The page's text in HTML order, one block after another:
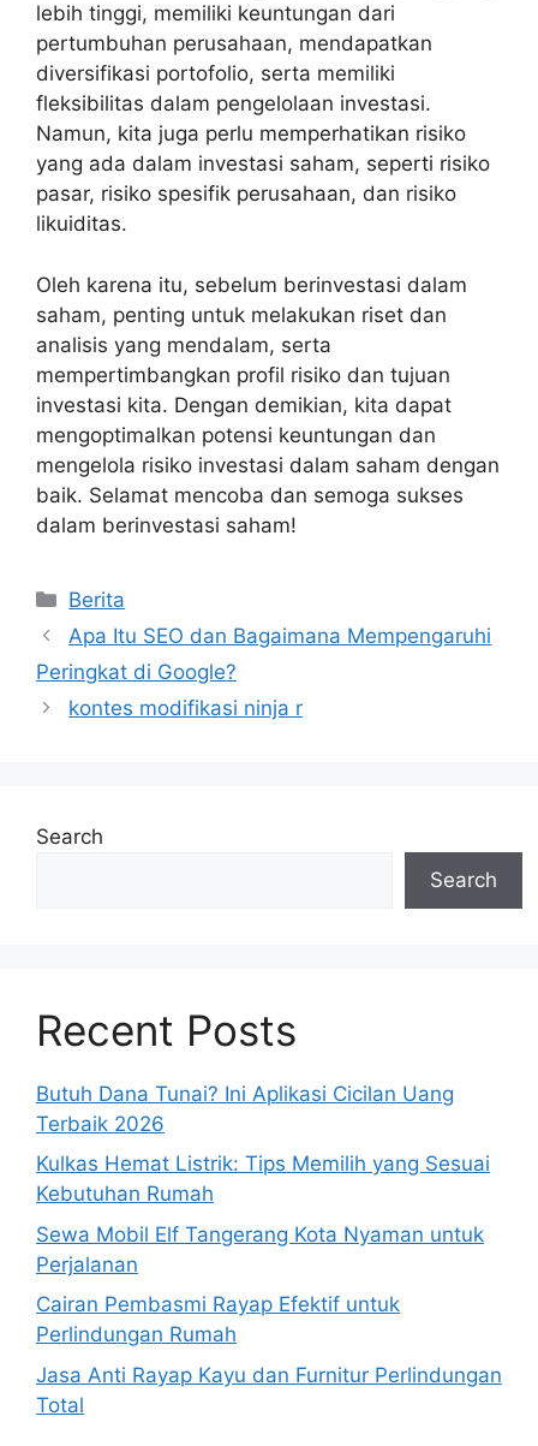
lebih tinggi, memiliki keuntungan dari
pertumbuhan perusahaan, mendapatkan
diversifikasi portofolio, serta memiliki
fleksibilitas dalam pengelolaan investasi.
Namun, kita juga perlu memperhatikan risiko
yang ada dalam investasi saham, seperti risiko
pasar, risiko spesifik perusahaan, dan risiko
likuiditas.
Oleh karena itu, sebelum berinvestasi dalam
saham, penting untuk melakukan riset dan
analisis yang mendalam, serta
mempertimbangkan profil risiko dan tujuan
investasi kita. Dengan demikian, kita dapat
mengoptimalkan potensi keuntungan dan
mengelola risiko investasi dalam saham dengan
baik. Selamat mencoba dan semoga sukses
dalam berinvestasi saham!
Categories
Berita
Apa Itu SEO dan Bagaimana Mempengaruhi
Peringkat di Google?
kontes modifikasi ninja r
Search
Search
Recent Posts
Butuh Dana Tunai? Ini Aplikasi Cicilan Uang
Terbaik 2026
Kulkas Hemat Listrik: Tips Memilih yang Sesuai
Kebutuhan Rumah
Sewa Mobil Elf Tangerang Kota Nyaman untuk
Perjalanan
Cairan Pembasmi Rayap Efektif untuk
Perlindungan Rumah
Jasa Anti Rayap Kayu dan Furnitur Perlindungan
Total